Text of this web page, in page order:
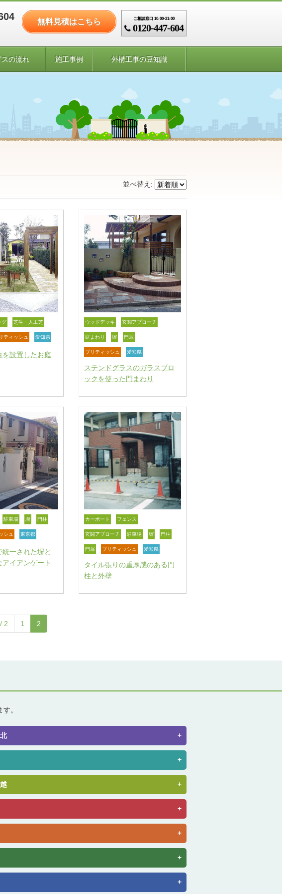
ご相談窓口 10:00-21:00
0120-447-604
無料見積はこちら
の流れ 施工事例 外構工事の豆知識
並べ替え:
グ 芝生・人工芝
ティッシュ 愛知県
を設置したお庭
ウッドデッキ 玄関アプローチ
庭まわり 塀 門扉
ブリティッシュ 愛知県
ステンドグラスのガラスブロ
ックを使った門まわり
駐車場 塀 門柱
シュ 東京都
一された塀と
イアンゲート
カーポート フェンス
玄関アプローチ 駐車場 塀 門柱
門扉 ブリティッシュ 愛知県
タイル張りの重厚感のある門
柱と外壁
2 1 2
。